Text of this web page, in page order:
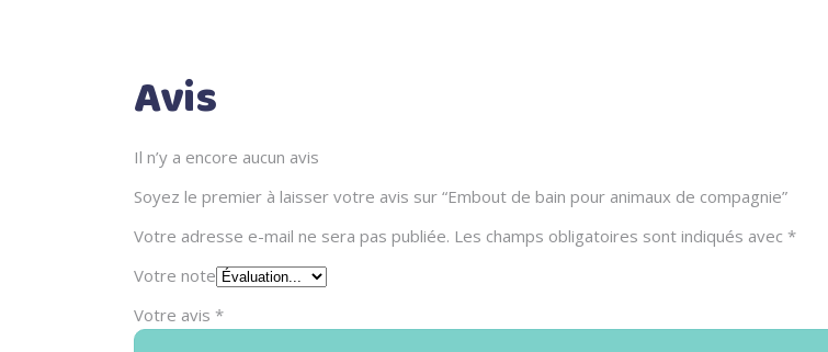
Avis
Il n’y a encore aucun avis
Soyez le premier à laisser votre avis sur “Embout de bain pour animaux de compagnie”
Votre adresse e-mail ne sera pas publiée. Les champs obligatoires sont indiqués avec *
Votre note
Votre avis *